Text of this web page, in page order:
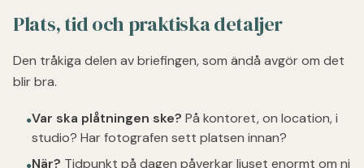
Plats, tid och praktiska detaljer
Den tråkiga delen av briefingen, som ändå avgör om det
blir bra.
●Var ska plåtningen ske? På kontoret, on location, i
studio? Har fotografen sett platsen innan?
När? Tidpunkt på dagen påverkar ljuset enormt om ni